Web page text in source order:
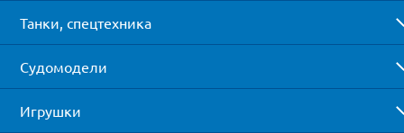
Танки, спецтехника
Судомодели
Игрушки